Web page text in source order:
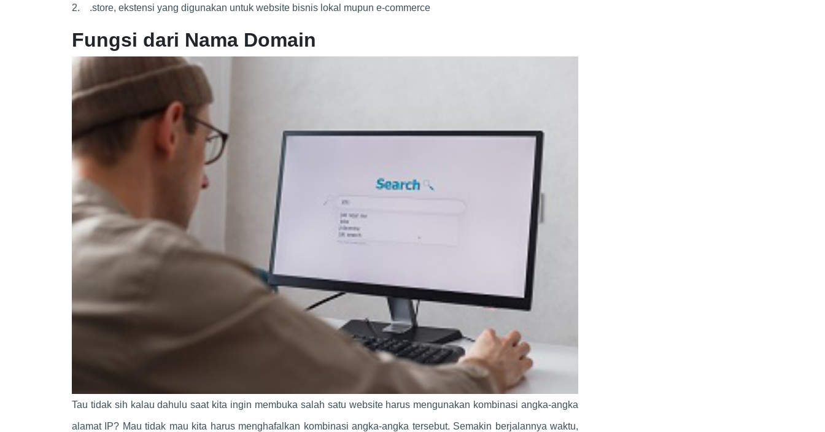
2. .store, ekstensi yang digunakan untuk website bisnis lokal mupun e-commerce
Fungsi dari Nama Domain
Tau tidak sih kalau dahulu saat kita ingin membuka salah satu website harus mengunakan kombinasi angka-angka
alamat IP? Mau tidak mau kita harus menghafalkan kombinasi angka-angka tersebut. Semakin berjalannya waktu,